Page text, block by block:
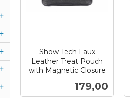
Show Tech Faux
Leather Treat Pouch
with Magnetic Closure
Pris
179,00